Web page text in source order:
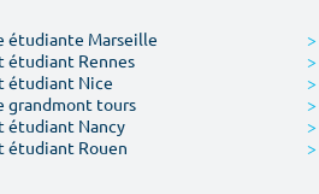
étudiante Marseille >
étudiant Rennes >
étudiant Nice >
grandmont tours >
étudiant Nancy >
étudiant Rouen >